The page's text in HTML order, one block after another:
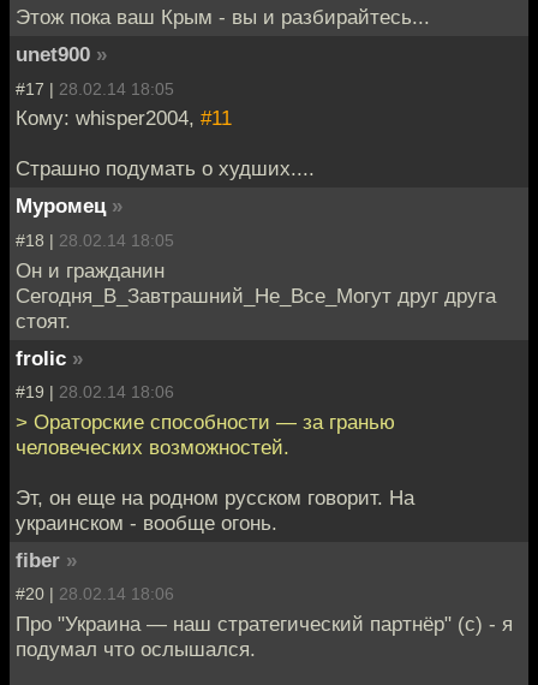
Этож пока ваш Крым - вы и разбирайтесь...
unet900 »
#17 | 28.02.14 18:05
Кому: whisper2004, #11
Страшно подумать о худших....
Муромец »
#18 | 28.02.14 18:05
Он и гражданин
Сегодня_В_Завтрашний_Не_Все_Могут друг друга
стоят.
frolic »
#19 | 28.02.14 18:06
> Ораторские способности — за гранью
человеческих возможностей.
Эт, он еще на родном русском говорит. На
украинском - вообще огонь.
fiber »
#20 | 28.02.14 18:06
Про "Украина — наш стратегический партнёр" (с) - я
подумал что ослышался.